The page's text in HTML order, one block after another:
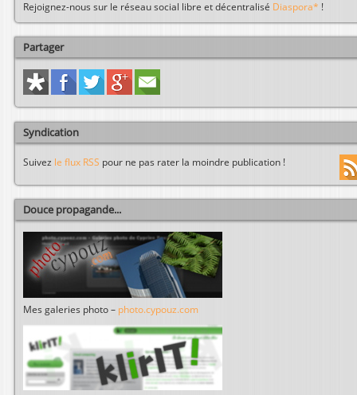
Rejoignez-nous sur le réseau social libre et décentralisé Diaspora* !
Partager
Syndication
Suivez le flux RSS pour ne pas rater la moindre publication !
Douce propagande...
Mes galeries photo – photo.cypouz.com